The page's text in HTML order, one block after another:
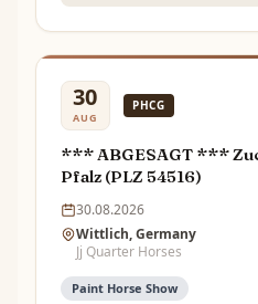
30
AUG
PHCG
*** ABGESAGT ***
Pfalz (PLZ 54516)
30.08.2026
Wittlich, Germany
Jj Quarter Horses
Paint Horse Show